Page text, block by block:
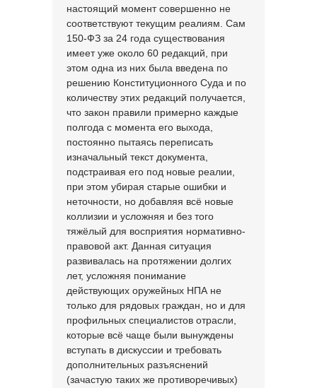
настоящий момент совершенно не
соответствуют текущим реалиям. Сам
150-ФЗ за 24 года существования
имеет уже около 60 редакций, при
этом одна из них была введена по
решению Конституционного Суда и по
количеству этих редакций получается,
что закон правили примерно каждые
полгода с момента его выхода,
постоянно пытаясь переписать
изначальный текст документа,
подстраивая его под новые реалии,
при этом убирая старые ошибки и
неточности, но добавляя всё новые
коллизии и усложняя и без того
тяжёлый для восприятия нормативно-
правовой акт. Данная ситуация
развивалась на протяжении долгих
лет, усложняя понимание
действующих оружейных НПА не
только для рядовых граждан, но и для
профильных специалистов отрасли,
которые всё чаще были вынуждены
вступать в дискуссии и требовать
дополнительных разъяснений
(зачастую таких же противоречивых)